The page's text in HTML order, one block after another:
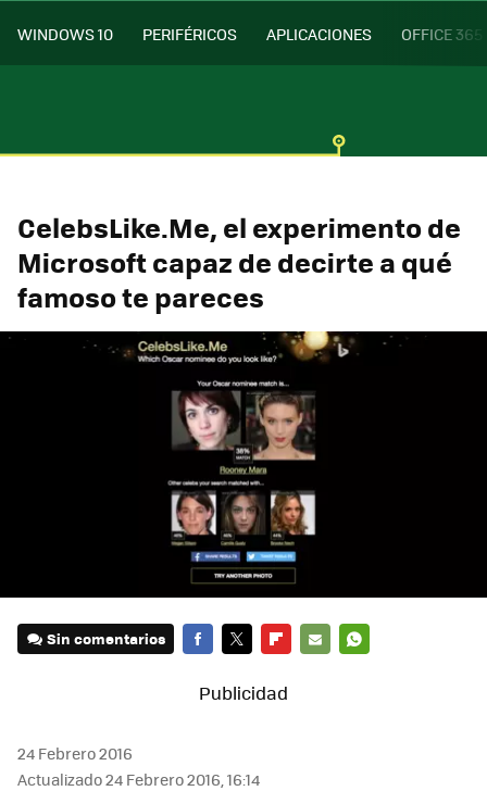
WINDOWS 10 PERIFÉRICOS APLICACIONES OFFICE 365
CelebsLike.Me, el experimento de
Microsoft capaz de decirte a qué
famoso te pareces
Sin comentarios
24 Febrero 2016
Actualizado 24 Febrero 2016, 16:14